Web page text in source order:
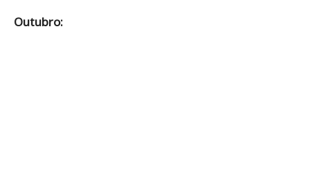
Outubro: